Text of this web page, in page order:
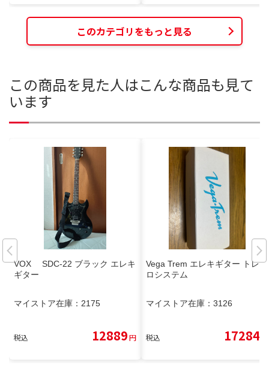
このカテゴリをもっと見る
この商品を見た人はこんな商品も見て
います
VOX SDC-22 ブラック エレキ
ギター
マイストア在庫： 2175
税込 12889円
Vega Trem エレキギター トレモ
ロシステム
マイストア在庫： 3126
税込 17284